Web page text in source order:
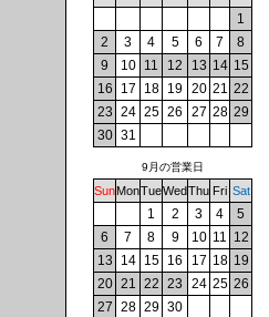
1
2
3 4 5 6 7
8
9
10 11 12 13 14 15
16
17 18 19 20 21 22
23 24 25 26 27 28 29
30 31
9月の営業日
SunMonTueWedThu Fri Sat
1 2 3 4
5
6
7 8 9 10 11 12
13
14 15 16 17 18 19
20 21 22 23 24 25 26
27 28 29 30